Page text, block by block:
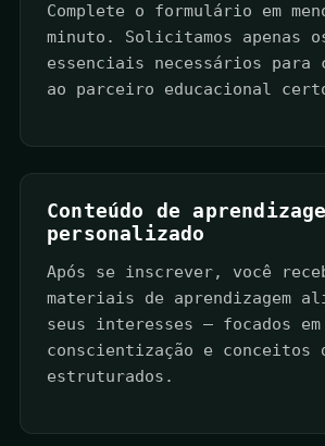
Complete o formulário em
minuto. Solicitamos apenas
essenciais necessários para
ao parceiro educacional
Conteúdo de
personalizado
Após se inscrever, você
materiais de aprendizagem
seus interesses — focados em
conscientização e conceitos
estruturados.